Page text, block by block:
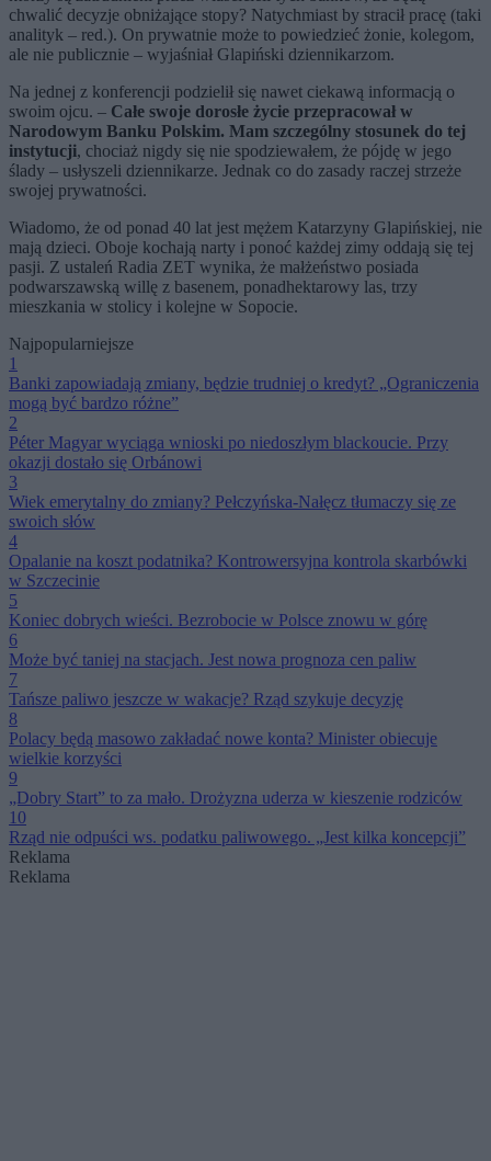
chwalić decyzje obniżające stopy? Natychmiast by stracił pracę (taki
analityk – red.). On prywatnie może to powiedzieć żonie, kolegom,
ale nie publicznie – wyjaśniał Glapiński dziennikarzom.
Na jednej z konferencji podzielił się nawet ciekawą informacją o
swoim ojcu. – Całe swoje dorosłe życie przepracował w
Narodowym Banku Polskim. Mam szczególny stosunek do tej
instytucji, chociaż nigdy się nie spodziewałem, że pójdę w jego
ślady – usłyszeli dziennikarze. Jednak co do zasady raczej strzeże
swojej prywatności.
Wiadomo, że od ponad 40 lat jest mężem Katarzyny Glapińskiej, nie
mają dzieci. Oboje kochają narty i ponoć każdej zimy oddają się tej
pasji. Z ustaleń Radia ZET wynika, że małżeństwo posiada
podwarszawską willę z basenem, ponadhektarowy las, trzy
mieszkania w stolicy i kolejne w Sopocie.
Najpopularniejsze
1
Banki zapowiadają zmiany, będzie trudniej o kredyt? „Ograniczenia
mogą być bardzo różne”
2
Péter Magyar wyciąga wnioski po niedoszłym blackoucie. Przy
okazji dostało się Orbánowi
3
Wiek emerytalny do zmiany? Pełczyńska-Nałęcz tłumaczy się ze
swoich słów
4
Opalanie na koszt podatnika? Kontrowersyjna kontrola skarbówki
w Szczecinie
5
Koniec dobrych wieści. Bezrobocie w Polsce znowu w górę
6
Może być taniej na stacjach. Jest nowa prognoza cen paliw
7
Tańsze paliwo jeszcze w wakacje? Rząd szykuje decyzję
8
Polacy będą masowo zakładać nowe konta? Minister obiecuje
wielkie korzyści
9
„Dobry Start” to za mało. Drożyzna uderza w kieszenie rodziców
10
Rząd nie odpuści ws. podatku paliwowego. „Jest kilka koncepcji”
Reklama
Reklama